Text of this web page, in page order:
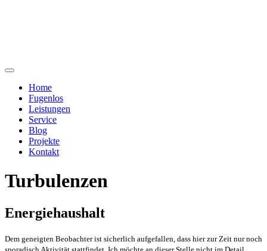
Home
Fugenlos
Leistungen
Service
Blog
Projekte
Kontakt
Turbulenzen
Energiehaushalt
Dem geneigten Beobachter ist sicherlich aufgefallen, dass hier zur Zeit nur noch